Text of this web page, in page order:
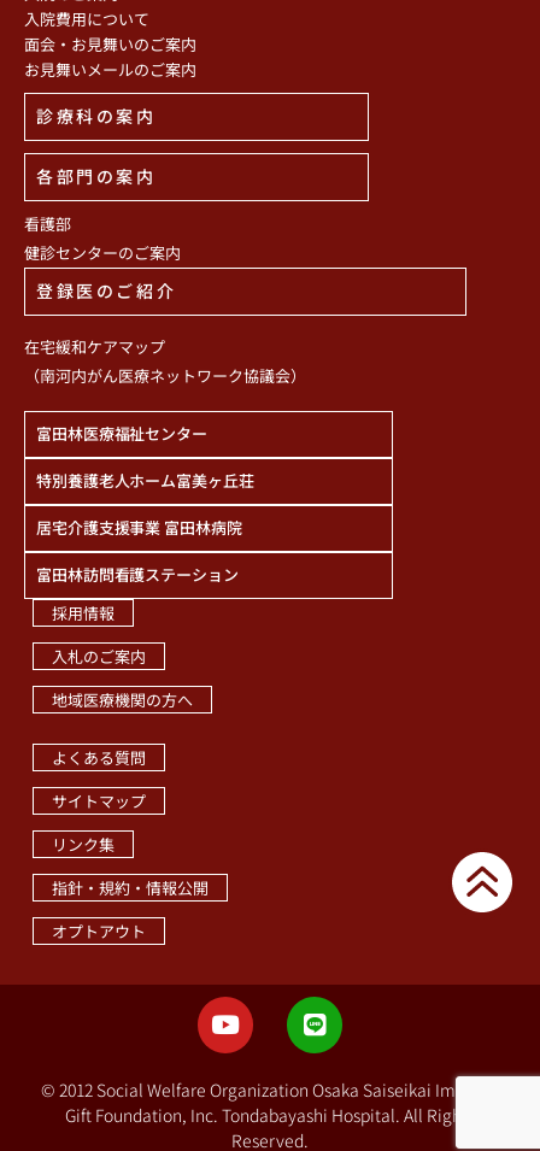
入院費用について
面会・お見舞いのご案内
お見舞いメールのご案内
診療科の案内
各部門の案内
看護部
健診センターのご案内
登録医のご紹介
在宅緩和ケアマップ
（南河内がん医療ネットワーク協議会）
富田林医療福祉センター
特別養護老人ホーム富美ヶ丘荘
居宅介護支援事業 富田林病院
富田林訪問看護ステーション
採用情報
入札のご案内
地域医療機関の方へ
よくある質問
サイトマップ
リンク集
指針・規約・情報公開
オプトアウト
© 2012 Social Welfare Organization Osaka Saiseikai Imperial
Gift Foundation, Inc. Tondabayashi Hospital. All Rights
Reserved.